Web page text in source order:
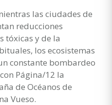
las ciudades de
reducciones
tóxicas y de la
los ecosistemas
constante bombardeo
Página/12 la
de Océanos de
Vueso.